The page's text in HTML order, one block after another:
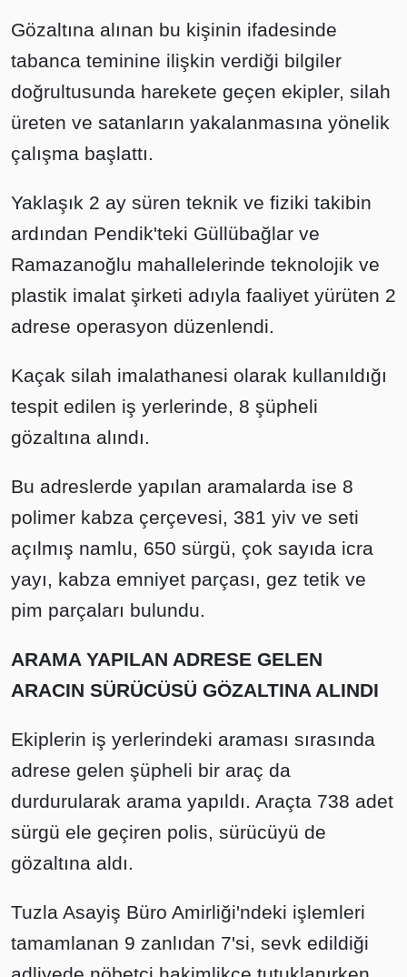
Gözaltına alınan bu kişinin ifadesinde
tabanca teminine ilişkin verdiği bilgiler
doğrultusunda harekete geçen ekipler, silah
üreten ve satanların yakalanmasına yönelik
çalışma başlattı.
Yaklaşık 2 ay süren teknik ve fiziki takibin
ardından Pendik'teki Güllübağlar ve
Ramazanoğlu mahallelerinde teknolojik ve
plastik imalat şirketi adıyla faaliyet yürüten 2
adrese operasyon düzenlendi.
Kaçak silah imalathanesi olarak kullanıldığı
tespit edilen iş yerlerinde, 8 şüpheli
gözaltına alındı.
Bu adreslerde yapılan aramalarda ise 8
polimer kabza çerçevesi, 381 yiv ve seti
açılmış namlu, 650 sürgü, çok sayıda icra
yayı, kabza emniyet parçası, gez tetik ve
pim parçaları bulundu.
ARAMA YAPILAN ADRESE GELEN
ARACIN SÜRÜCÜSÜ GÖZALTINA ALINDI
Ekiplerin iş yerlerindeki araması sırasında
adrese gelen şüpheli bir araç da
durdurularak arama yapıldı. Araçta 738 adet
sürgü ele geçiren polis, sürücüyü de
gözaltına aldı.
Tuzla Asayiş Büro Amirliği'ndeki işlemleri
tamamlanan 9 zanlıdan 7'si, sevk edildiği